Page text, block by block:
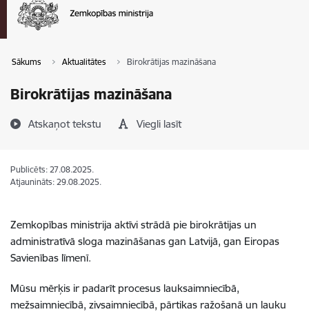
Sākums Aktualitātes Birokrātijas mazināšana
Birokrātijas mazināšana
Atskaņot tekstu Viegli lasīt
Publicēts: 27.08.2025.
Atjaunināts: 29.08.2025.
Zemkopības ministrija aktīvi strādā pie birokrātijas un
administratīvā sloga mazināšanas gan Latvijā, gan Eiropas
Savienības līmenī.
Mūsu mērķis ir padarīt procesus lauksaimniecībā,
mežsaimniecībā, zivsaimniecībā, pārtikas ražošanā un lauku